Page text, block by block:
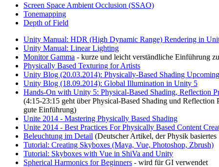
Screen Space Ambient Occlusion (SSAO)
Tonemapping
Depth of Field
Unity Manual: HDR (High Dynamic Range) Rendering in
Unity Manual: Linear Lighting
Monitor Gamma - kurze und leicht verständliche Einführung
Physically Based Texturing for Artists
Unity Blog (20.03.2014): Physically-Based Shading
Unity Blog (18.09.2014): Global Illumination in Unity 5
Hands-On with Unity 5: Physical-Based Shading, Reflection
(4:15-23:15 geht über Physical-Based Shading und
gute Einführung)
Unite 2014 - Mastering Physically Based Shading
Unite 2014 - Best Practices For Physically Based Content
Beleuchtung im Detail (Deutscher Artikel, der Physik
Tutorial: Creating Skyboxes (Maya, Vue, Photoshop, Zbrush)
Tutorial: Skyboxes with Vue in ShiVa and Unity
Spherical Harmonics for Beginners - wird für GI verwendet